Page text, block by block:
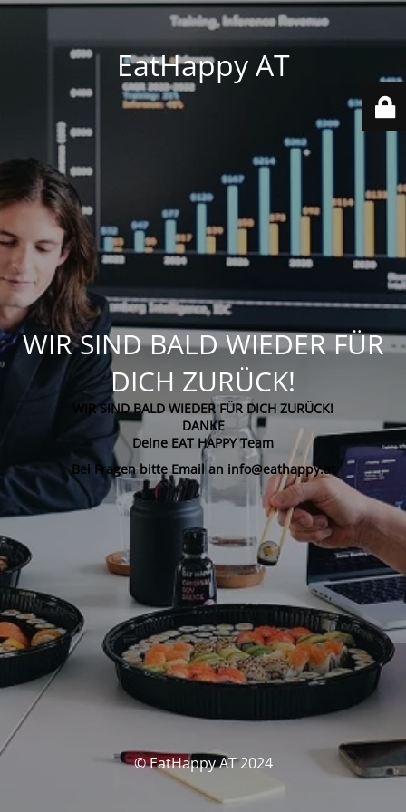
EatHappy AT
WIR SIND BALD WIEDER FÜR
DICH ZURÜCK!
WIR SIND BALD WIEDER FÜR DICH ZURÜCK!
DANKE
Deine EAT HAPPY Team
Bei Fragen bitte Email an info@eathappy.at
© EatHappy AT 2024